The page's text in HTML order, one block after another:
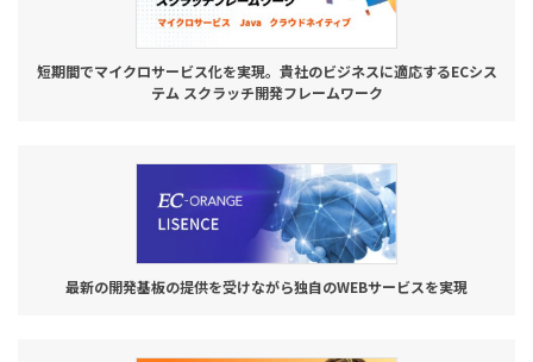
短期間でマイクロサービス化を実現。貴社のビジネスに適応するECシス
テム スクラッチ開発フレームワーク
最新の開発基板の提供を受けながら独自のWEBサービスを実現